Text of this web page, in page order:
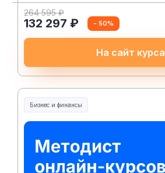
264 595 ₽
132 297 ₽ - 50%
На сайт курса
Бизнес и финансы